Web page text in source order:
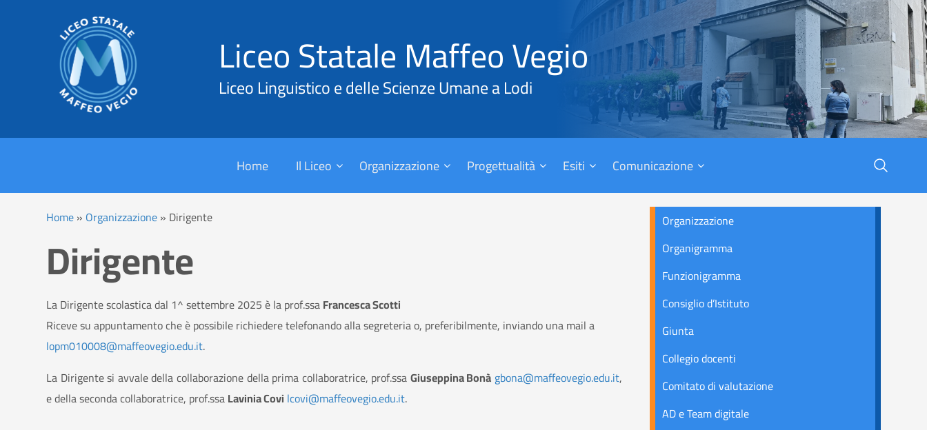
Liceo Statale Maffeo Vegio
Liceo Linguistico e delle Scienze Umane a Lodi
Home Il Liceo Organizzazione Progettualità Esiti Comunicazione
X
Cerca
Home» Organizzazione» Dirigente
Dirigente
La Dirigente scolastica dal 1^ settembre 2025 è la prof.ssaFrancesca Scotti
Riceve su appuntamento che è possibile richiedere telefonando alla segreteria o, preferibilmente, inviando una mail a
lopm010008@maffeovegio.edu.it.
La Dirigente si avvale della collaborazione della prima collaboratrice, prof.ssaGiuseppina Bonàgbona@maffeovegio.edu.it,
e della seconda collaboratrice, prof.ssaLavinia Covi lcovi@maffeovegio.edu.it.
Organizzazione
Organigramma
Funzionigramma
Consiglio d’Istituto
Giunta
Collegio docenti
Comitato di valutazione
AD e Team digitale